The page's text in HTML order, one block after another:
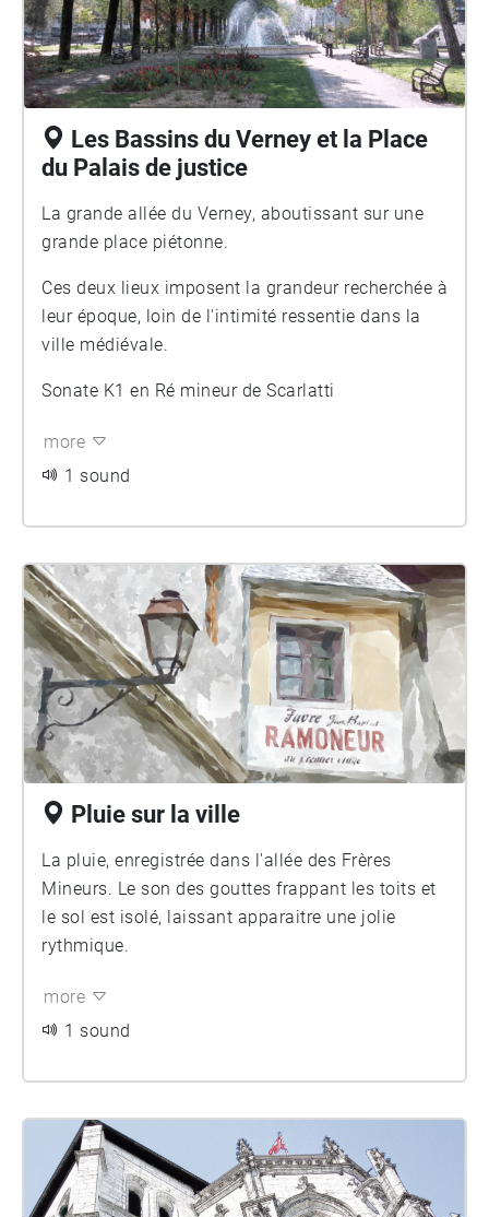
Les Bassins du Verney et la Place
du Palais de justice
La grande allée du Verney, aboutissant sur une
grande place piétonne.
Ces deux lieux imposent la grandeur recherchée à
leur époque, loin de l'intimité ressentie dans la
ville médiévale.
Sonate K1 en Ré mineur de Scarlatti
more
1 sound
Pluie sur la ville
La pluie, enregistrée dans l'allée des Frères
Mineurs. Le son des gouttes frappant les toits et
le sol est isolé, laissant apparaitre une jolie
rythmique.
more
1 sound